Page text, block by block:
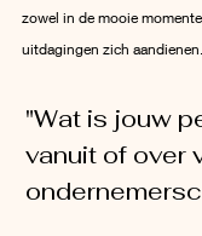
zowel in de mooie
uitdagingen zich aandienen.
"Wat is jouw
vanuit of over